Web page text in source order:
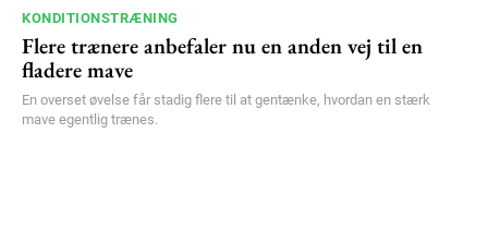
KONDITIONSTRÆNING
Flere trænere anbefaler nu en anden vej til en
fladere mave
En overset øvelse får stadig flere til at gentænke, hvordan en stærk
mave egentlig trænes.